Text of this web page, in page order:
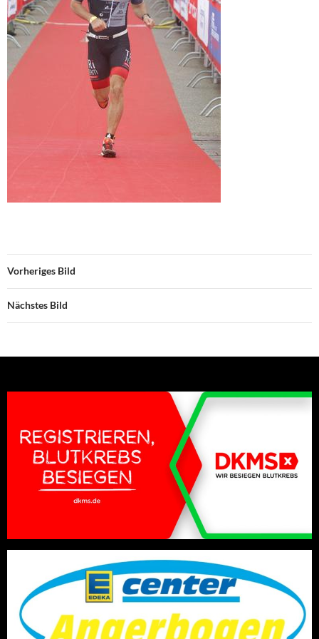
Vorheriges Bild
Nächstes Bild